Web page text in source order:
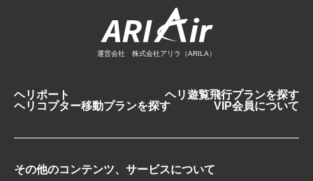
運営会社 株式会社アリラ（ARILA）
ヘリポート
ヘリ遊覧飛行プランを探す
ヘリコプター移動プランを探す
VIP会員について
その他のコンテンツ、サービスについて